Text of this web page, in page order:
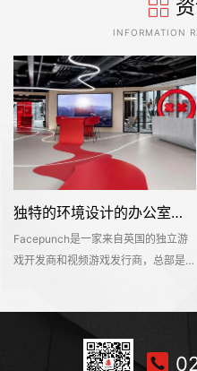
INFORMATION
独特的环境设计的办公室装修空间是怎样打造的——Facepunch
Facepunch是一家来自英国的独立游
戏开发商和视频游戏发行商，总部是位
所有员工的社交活动中心，同时也能够
对外接待公众，让明天呢参观和探索纪
念产品和相关商品。这个独特的地方有